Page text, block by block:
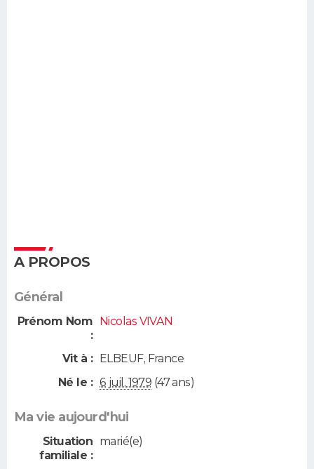
A PROPOS
Général
Prénom Nom
:
Nicolas VIVAN
Vit à : ELBEUF, France
Né le : 6 juil. 1979 (47 ans)
Ma vie aujourd'hui
Situation
familiale :
marié(e)